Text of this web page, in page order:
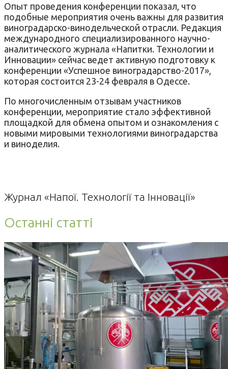
Опыт проведения конференции показал, что
подобные мероприятия очень важны для развития
виноградарско-винодельческой отрасли. Редакция
международного специализированного научно-
аналитического журнала «Напитки. Технологии и
Инновации» сейчас ведет активную подготовку к
конференции «Успешное виноградарство-2017»,
которая состоится 23-24 февраля в Одессе.
По многочисленным отзывам участников
конференции, мероприятие стало эффективной
площадкой для обмена опытом и ознакомления с
новыми мировыми технологиями виноградарства
и виноделия.
Журнал «Напої. Технології та Інновації»
Останні статті